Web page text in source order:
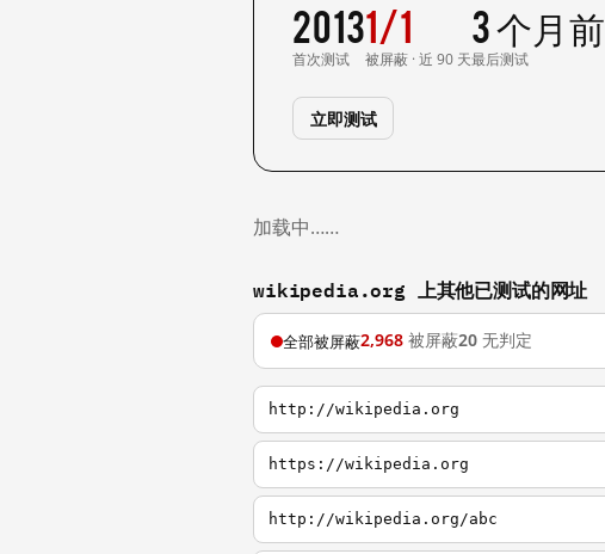
2013
首次测试
1/1
被屏蔽 · 近 90 天
3 个月前
最后测试
立即测试
加载中……
wikipedia.org 上其他已测试的网址
全部被屏蔽2,968 被屏蔽20 无判定
http://wikipedia.org
https://wikipedia.org
http://wikipedia.org/abc